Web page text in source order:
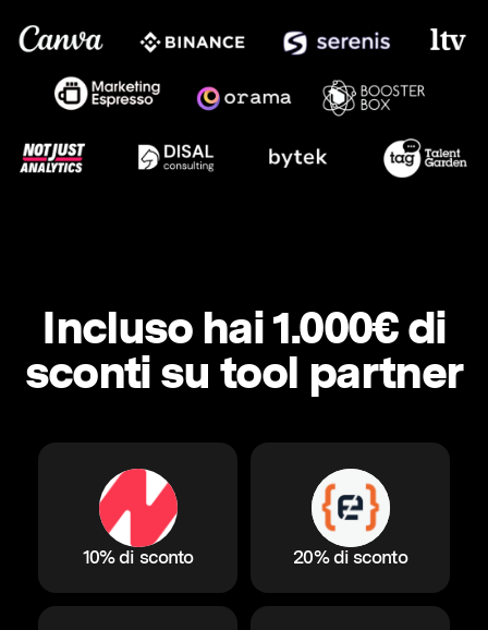
Incluso hai 1.000€ di
sconti su tool partner
10% di sconto 20% di sconto